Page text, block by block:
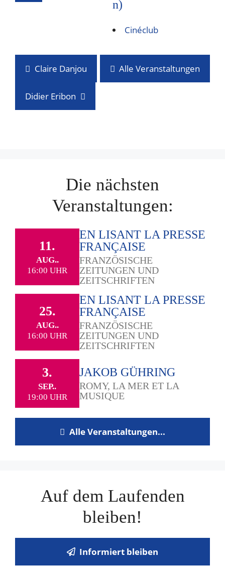
n)
Cinéclub
Claire Danjou Alle Veranstaltungen
Didier Eribon
Die nächsten
Veranstaltungen:
11.
AUG..
16:00 UHR
EN LISANT LA PRESSE
FRANÇAISE
FRANZÖSISCHE
ZEITUNGEN UND
ZEITSCHRIFTEN
25.
AUG..
16:00 UHR
EN LISANT LA PRESSE
FRANÇAISE
FRANZÖSISCHE
ZEITUNGEN UND
ZEITSCHRIFTEN
3.
SEP..
19:00 UHR
JAKOB GÜHRING
ROMY, LA MER ET LA
MUSIQUE
Alle Veranstaltungen...
Auf dem Laufenden
bleiben!
Informiert bleiben